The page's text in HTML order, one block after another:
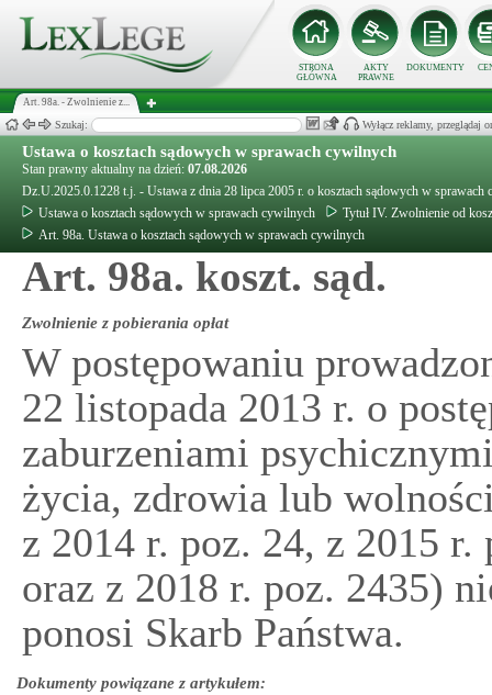
STRONA
GŁÓWNA
AKTY
PRAWNE
DOKUMENTY
Art. 98a. - Zwolnienie z...
Szukaj: Wyłącz reklamy, przeglądaj
Ustawa o kosztach sądowych w sprawach cywilnych
Stan prawny aktualny na dzień: 07.08.2026
Dz.U.2025.0.1228 t.j. - Ustawa z dnia 28 lipca 2005 r. o kosztach sądowych w sprawach
Ustawa o kosztach sądowych w sprawach cywilnych
Tytuł IV. Zwolnienie od
Art. 98a. Ustawa o kosztach sądowych w sprawach cywilnych
Art. 98a. koszt. sąd.
Zwolnienie z pobierania opłat
W postępowaniu
22 listopada 2013 r. o
zaburzeniami
życia, zdrowia lub
z 2014 r. poz. 24, z 2015
oraz z 2018 r. poz. 2435)
ponosi Skarb Państwa.
Dokumenty powiązane z artykułem: